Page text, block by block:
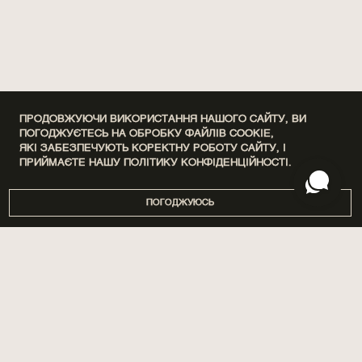
ПРОДОВЖУЮЧИ ВИКОРИСТАННЯ НАШОГО САЙТУ, ВИ
ПОГОДЖУЄТЕСЬ НА ОБРОБКУ ФАЙЛІВ COOKIE,
ЯКІ ЗАБЕЗПЕЧУЮТЬ КОРЕКТНУ РОБОТУ САЙТУ, І
ПРИЙМАЄТЕ НАШУ ПОЛІТИКУ КОНФІДЕНЦІЙНОСТІ.
ПОГОДЖУЮСЬ